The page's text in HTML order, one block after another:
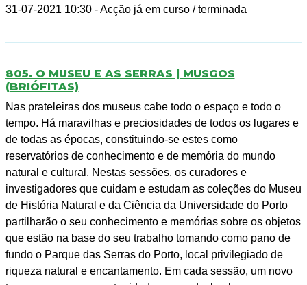
31-07-2021 10:30 - Acção já em curso / terminada
805. O MUSEU E AS SERRAS | MUSGOS
(BRIÓFITAS)
Nas prateleiras dos museus cabe todo o espaço e todo o
tempo. Há maravilhas e preciosidades de todos os lugares e
de todas as épocas, constituindo-se estes como
reservatórios de conhecimento e de memória do mundo
natural e cultural. Nestas sessões, os curadores e
investigadores que cuidam e estudam as coleções do Museu
de História Natural e da Ciência da Universidade do Porto
partilharão o seu conhecimento e memórias sobre os objetos
que estão na base do seu trabalho tomando como pano de
fundo o Parque das Serras do Porto, local privilegiado de
riqueza natural e encantamento. Em cada sessão, um novo